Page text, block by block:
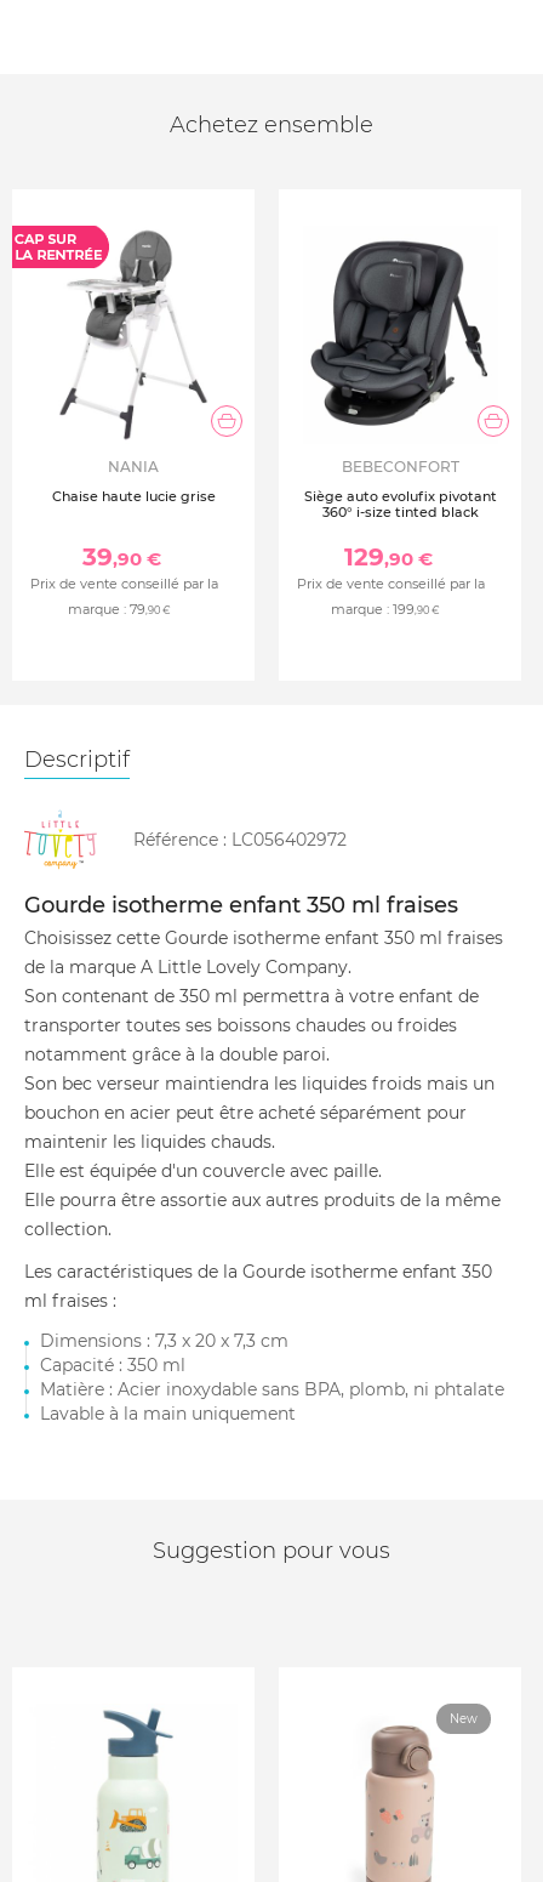
Achetez ensemble
NANIA
Chaise haute lucie grise
39,90 €
Prix de vente conseillé par la
marque : 79,90 €
BEBECONFORT
Siège auto evolufix pivotant
360° i-size tinted black
129,90 €
Prix de vente conseillé par la
marque : 199,90 €
Descriptif
Référence : LC056402972
Gourde isotherme enfant 350 ml fraises
Choisissez cette Gourde isotherme enfant 350 ml fraises
de la marque A Little Lovely Company.
Son contenant de 350 ml permettra à votre enfant de
transporter toutes ses boissons chaudes ou froides
notamment grâce à la double paroi.
Son bec verseur maintiendra les liquides froids mais un
bouchon en acier peut être acheté séparément pour
maintenir les liquides chauds.
Elle est équipée d'un couvercle avec paille.
Elle pourra être assortie aux autres produits de la même
collection.
Les caractéristiques de la Gourde isotherme enfant 350
ml fraises :
Dimensions : 7,3 x 20 x 7,3 cm
Capacité : 350 ml
Matière : Acier inoxydable sans BPA, plomb, ni phtalate
Lavable à la main uniquement
Suggestion pour vous
New